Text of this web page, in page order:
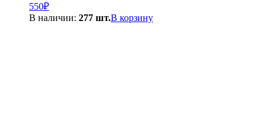
550₽
В наличии: 277 шт.В корзину